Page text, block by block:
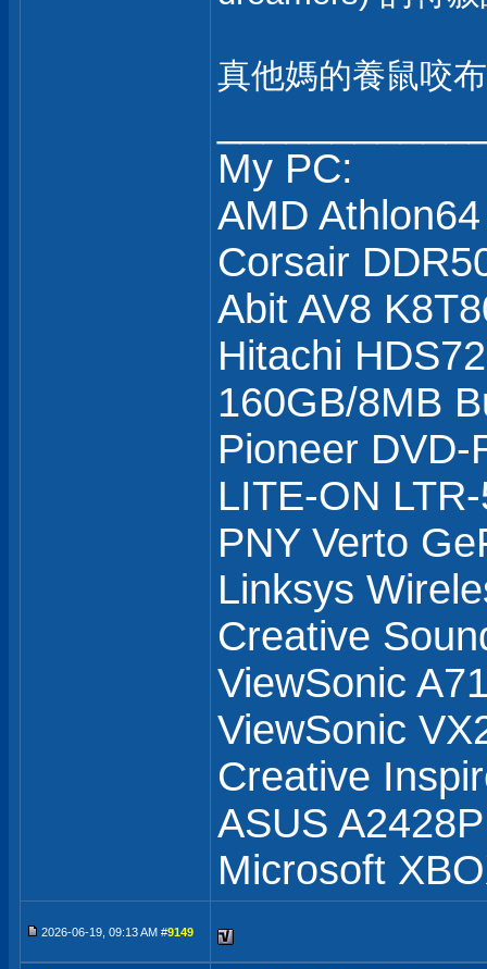
真他媽的養鼠咬
My PC:
AMD
Corsair
Abit AV8
Hitachi
160GB/8MB
Pioneer DVD-
LITE-ON
PNY Verto
Linksys
Creative
ViewSonic
ViewSonic
Creative
ASUS
Microsoft
2026-06-19, 09:13 AM #9149